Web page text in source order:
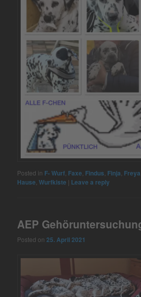
Posted in F- Wurf, Faxe, Findus, Finja, Freya
Hause,Wurfkiste | Leave a reply
AEP
Posted on25. April 2021